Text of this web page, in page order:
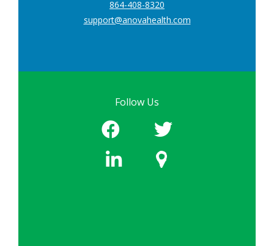
864-408-8320
support@anovahealth.com
Follow Us